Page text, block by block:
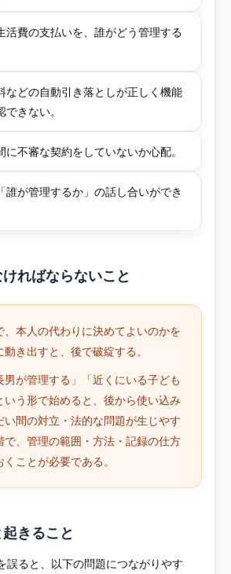
活費の支払いを、誰がどう管理する
などの自動引き落としが正しく機能
きない。
に不審な契約をしていないか心配。
誰が管理するか」の話し合いができ
ればならないこと
、本人の代わりに決めてよいのかを
き出すと、後で破綻する。
男が管理する」「近くにいる子ども
いう形で始めると、後から使い込み
い間の対立・法的な問題が生じやす
で、管理の範囲・方法・記録の仕方
ことが必要である。
きること
誤ると、以下の問題につながりやす